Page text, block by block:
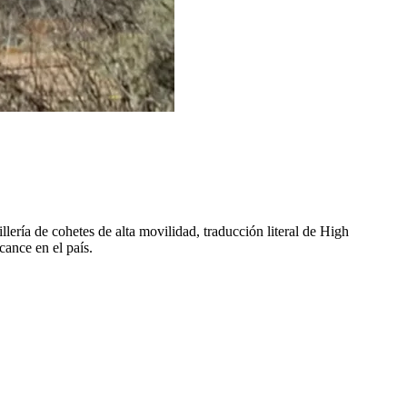
de cohetes de alta movilidad, traducción literal de High
en el país.